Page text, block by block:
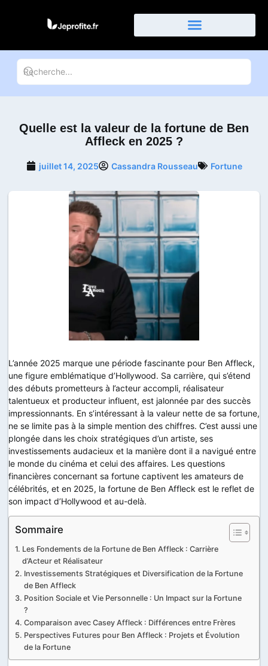
Quelle est la valeur de la fortune de Ben
Affleck en 2025 ?
juillet 14, 2025 Cassandra Rousseau Fortune
L’année 2025 marque une période fascinante pour Ben Affleck,
une figure emblématique d’Hollywood. Sa carrière, qui s’étend
des débuts prometteurs à l’acteur accompli, réalisateur
talentueux et producteur influent, est jalonnée par des succès
impressionnants. En s’intéressant à la valeur nette de sa fortune,
ne se limite pas à la simple mention des chiffres. C’est aussi une
plongée dans les choix stratégiques d’un artiste, ses
investissements audacieux et la manière dont il a navigué entre
le monde du cinéma et celui des affaires. Les questions
financières concernant sa fortune captivent les amateurs de
célébrités, et en 2025, la fortune de Ben Affleck est le reflet de
son impact d’Hollywood et au-delà.
Sommaire
Les Fondements de la Fortune de Ben Affleck : Carrière
d’Acteur et Réalisateur
Investissements Stratégiques et Diversification de la Fortune
de Ben Affleck
Position Sociale et Vie Personnelle : Un Impact sur la Fortune
?
Comparaison avec Casey Affleck : Différences entre Frères
Perspectives Futures pour Ben Affleck : Projets et Évolution
de la Fortune